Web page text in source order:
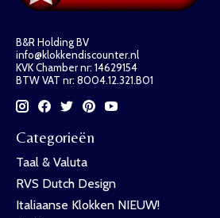
B&R Holding BV
info@klokkendiscounter.nl
KVK Chamber nr: 14629154
BTW VAT nr: 8004.12.321.B01
Categorieën
Taal & Valuta
RVS Dutch Design
Italiaanse Klokken NIEUW!